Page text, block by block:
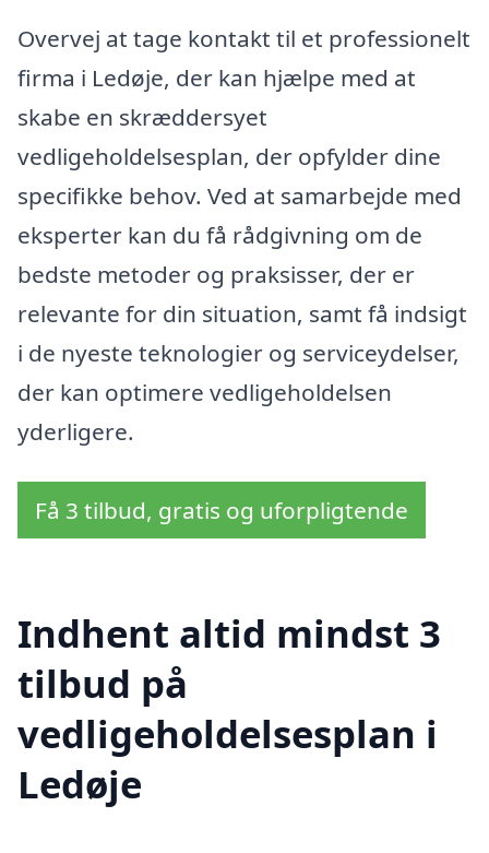
Overvej at tage kontakt til et professionelt
firma i Ledøje, der kan hjælpe med at
skabe en skræddersyet
vedligeholdelsesplan, der opfylder dine
specifikke behov. Ved at samarbejde med
eksperter kan du få rådgivning om de
bedste metoder og praksisser, der er
relevante for din situation, samt få indsigt
i de nyeste teknologier og serviceydelser,
der kan optimere vedligeholdelsen
yderligere.
Få 3 tilbud, gratis og uforpligtende
Indhent altid mindst 3
tilbud på
vedligeholdelsesplan i
Ledøje